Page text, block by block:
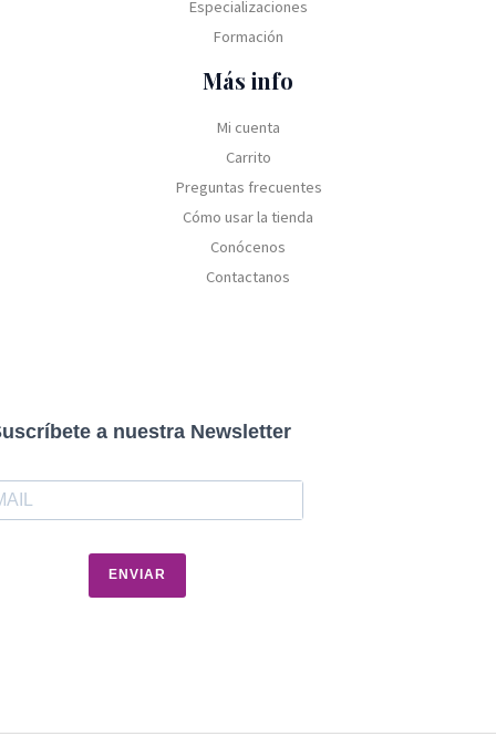
Especializaciones
Formación
Más info
Mi cuenta
Carrito
Preguntas frecuentes
Cómo usar la tienda
Conócenos
Contactanos
a nuestra Newsletter
ENVIAR